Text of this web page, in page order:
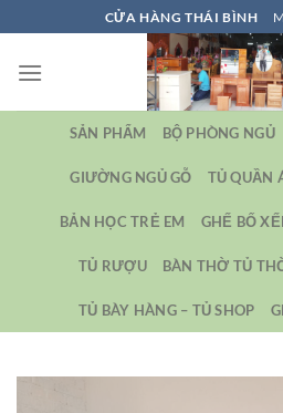
qua
nội
CỬA HÀNG THÁI BÌNH
SẢN PHẨM BỘ PHÒNG NGỦ
GIƯỜNG NGỦ GỖ TỦ QUẦN
BẢN HỌC TRẺ EM GHẾ BỐ
TỦ RƯỢU BÀN THỜ TỦ
TỦ BÀY HÀNG – TỦ SHOP